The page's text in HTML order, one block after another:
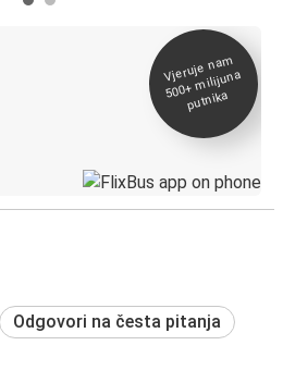
Vjeruje na
m
500+
milijuna
putnika
Odgovori na česta pitanja